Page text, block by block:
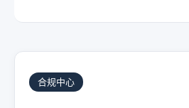
合规中心